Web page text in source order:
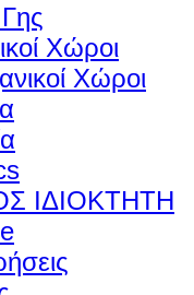
Χώροι
Χώροι
ΙΔΙΟΚΤΗΤΗ